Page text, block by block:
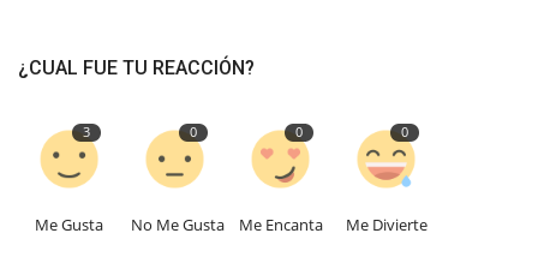
¿CUAL FUE TU REACCIÓN?
3
Me Gusta
0
No Me Gusta
0
Me Encanta
0
Me Divierte